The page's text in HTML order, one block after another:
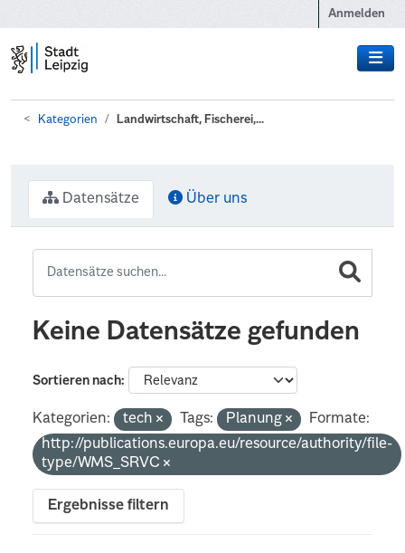
Anmelden
Kategorien Landwirtschaft, Fischerei,...
Datensätze Über uns
Keine Datensätze gefunden
Sortieren nach
Kategorien: tech Tags: Planung
Formate:
http://publications.europa.eu/resource/authority/file-
type/WMS_SRVC
Ergebnisse filtern